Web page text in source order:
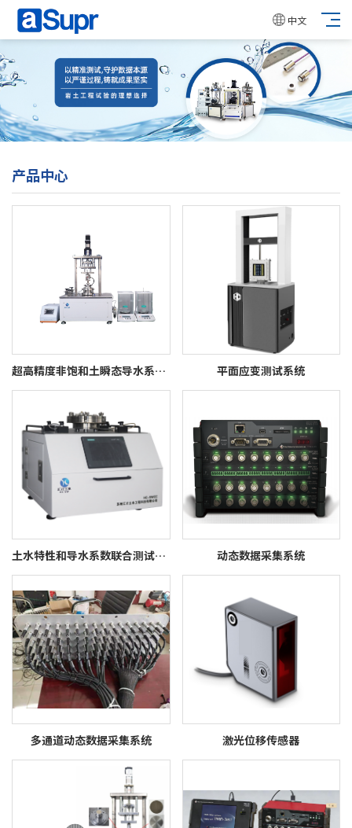
中文
产品中心
超高精度非饱和土瞬态导水系数与超孔压消散联合测试系统HC-UCIT 平面应变测试系统
土水特性和导水系数联合测试系统HC-SWCC 动态数据采集系统
多通道动态数据采集系统 激光位移传感器